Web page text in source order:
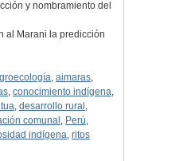
y nombramiento del
al Marani la predicción
, aimaras,
, conocimiento indígena,
, desarrollo rural ,
comunal , Perú,
indígena, ritos